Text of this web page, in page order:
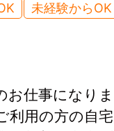
未経験からOK
のお仕事に
利用の方の自